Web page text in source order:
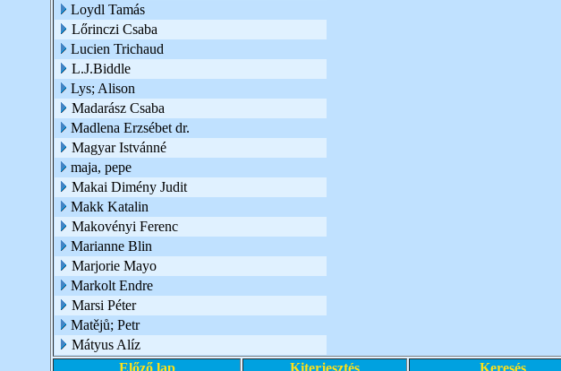
Loydl Tamás
Lőrinczi Csaba
Lucien Trichaud
L.J.Biddle
Lys; Alison
Madarász Csaba
Madlena Erzsébet dr.
Magyar Istvánné
maja, pepe
Makai Dimény Judit
Makk Katalin
Makovényi Ferenc
Marianne Blin
Marjorie Mayo
Markolt Endre
Marsi Péter
Matějů; Petr
Mátyus Alíz
Előző lap
Kiterjesztés Keresés